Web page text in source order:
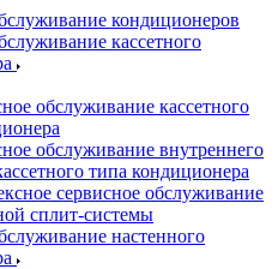
кондиционеров
кассетного
обслуживание кассетного
обслуживание внутреннего
типа кондиционера
сервисное обслуживание
сплит-системы
настенного